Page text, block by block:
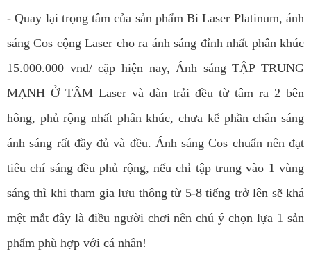
- Quay lại trọng tâm của sản phẩm Bi Laser Platinum, ánh
sáng Cos cộng Laser cho ra ánh sáng đỉnh nhất phân khúc
15.000.000 vnd/ cặp hiện nay, Ánh sáng TẬP TRUNG
MẠNH Ở TÂM Laser và dàn trải đều từ tâm ra 2 bên
hông, phủ rộng nhất phân khúc, chưa kể phần chân sáng
ánh sáng rất đầy đủ và đều. Ánh sáng Cos chuẩn nên đạt
tiêu chí sáng đều phủ rộng, nếu chỉ tập trung vào 1 vùng
sáng thì khi tham gia lưu thông từ 5-8 tiếng trở lên sẽ khá
mệt mắt đây là điều người chơi nên chú ý chọn lựa 1 sản
phẩm phù hợp với cá nhân!